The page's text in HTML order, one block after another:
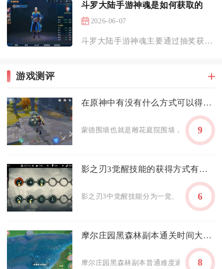
斗罗大陆手游神魂是如何获取的
2026-06-07
斗罗大陆手游神魂主要通过抽奖获取，辅以副本掉落、商店兑换、活...
游戏测评
在原神中有没有什么方式可以得到蒙德围墙
蒙德围墙也就是雕花庭院围墙，完整获取
9
影之刃3觉醒技能的获得方式有哪些
影之刃3中觉醒技能分为一觉、二觉两大类
6
摩尔庄园黑森林副本通关时间大概需要多久
摩尔庄园黑森林副本普通难度通关整体流程
8